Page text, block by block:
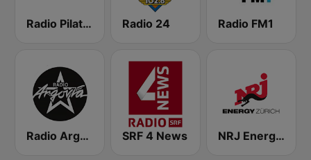
Radio Pilatus Radio 24 Radio FM1
Radio Argovia SRF 4 News NRJ Energy Zürich